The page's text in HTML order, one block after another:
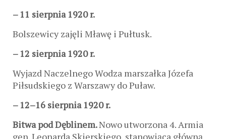
– 11 sierpnia 1920 r.
Bolszewicy zajęli Mławę i Pułtusk.
– 12 sierpnia 1920 r.
Wyjazd Naczelnego Wodza marszałka Józefa
Piłsudskiego z Warszawy do Puław.
– 12–16 sierpnia 1920 r.
Bitwa pod Dęblinem.Nowo utworzona 4. Armia
gen. Leonarda Skierskiego, stanowiąca główną